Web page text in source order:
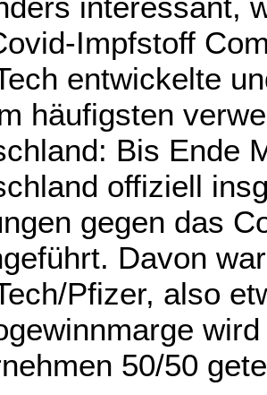
Impfstoff
entwickelte
häufigsten
Bis Ende
offiziell
gegen das
Davon
Pfizer, also
50/50